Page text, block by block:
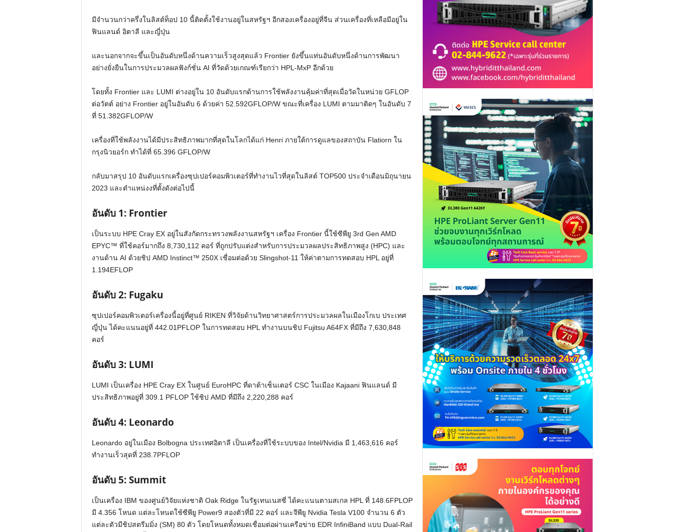
มีจำนวนกว่าครึ่งในลิสต์ท็อป 10 นี้ติดตั้งใช้งานอยู่ในสหรัฐฯ อีกสองเครื่องอยู่ที่จีน ส่วนเครื่องที่เหลือมีอยู่ใน
ฟินแลนด์ อิตาลี และญี่ปุ่น
และนอกจากจะขึ้นเป็นอันดับหนึ่งด้านความเร็วสูงสุดแล้ว Frontier ยังขึ้นแท่นอันดับหนึ่งด้านการพัฒนา
อย่างยั่งยืนในการประมวลผลฟังก์ชั่น AI ที่วัดด้วยเกณฑ์เรียกว่า HPL-MxP อีกด้วย
โดยทั้ง Frontier และ LUMI ต่างอยู่ใน 10 อันดับแรกด้านการใช้พลังงานคุ้มค่าที่สุดเมื่อวัดในหน่วย GFLOP
ต่อวัตต์ อย่าง Frontier อยู่ในอันดับ 6 ด้วยค่า 52.592GFLOP/W ขณะที่เครื่อง LUMI ตามมาติดๆ ในอันดับ 7
ที่ 51.382GFLOP/W
เครื่องที่ใช้พลังงานได้มีประสิทธิภาพมากที่สุดในโลกได้แก่ Henri ภายใต้การดูแลของสถาบัน Flatiorn ใน
กรุงนิวยอร์ก ทำได้ที่ 65.396 GFLOP/W
กลับมาสรุป 10 อันดับแรกเครื่องซุปเปอร์คอมพิวเตอร์ที่ทำงานไวที่สุดในลิสต์ TOP500 ประจำเดือนมิถุนายน
2023 และตำแหน่งงที่ตั้งดังต่อไปนี้
อันดับ 1: Frontier
เป็นระบบ HPE Cray EX อยู่ในสังกัดกระทรวงพลังงานสหรัฐฯ เครื่อง Frontier นี้ใช้ซีพียู 3rd Gen AMD
EPYC™ ที่ใช้คอร์มากถึง 8,730,112 คอร์ ที่ถูกปรับแต่งสำหรับการประมวลผลประสิทธิภาพสูง (HPC) และ
งานด้าน AI ด้วยชิป AMD Instinct™ 250X เชื่อมต่อด้วย Slingshot-11 ให้ค่าตามการทดสอบ HPL อยู่ที่
1.194EFLOP
อันดับ2: Fugaku
ซุปเปอร์คอมพิวเตอร์เครื่องนี้อยู่ที่ศูนย์ RIKEN ที่วิจัยด้านวิทยาศาสตร์การประมวลผลในเมืองโกเบ ประเทศ
ญี่ปุ่น ได้คะแนนอยู่ที่ 442.01PFLOP ในการทดสอบ HPL ทำงานบนชิป Fujitsu A64FX ที่มีถึง 7,630,848
คอร์
อันดับ3: LUMI
LUMI เป็นเครื่อง HPE Cray EX ในศูนย์ EuroHPC ที่ดาต้าเซ็นเตอร์ CSC ในเมือง Kajaani ฟินแลนด์ มี
ประสิทธิภาพอยู่ที่ 309.1 PFLOP ใช้ชิป AMD ที่มีถึง 2,220,288 คอร์
อันดับ4: Leonardo
Leonardo อยู่ในเมือง Bolbogna ประเทศอิตาลี เป็นเครื่องที่ใช้ระบบของ Intel/Nvidia มี 1,463,616 คอร์
ทำงานเร็วสุดที่ 238.7PFLOP
อันดับ 5: Summit
เป็นเครื่อง IBM ของศูนย์วิจัยแห่งชาติ Oak Ridge ในรัฐเทนเนสซี่ ได้คะแนนตามสเกล HPL ที่ 148.6FPLOP
มี 4.356 โหนด แต่ละโหนดใช้ซีพียู Power9 สองตัวที่มี 22 คอร์ และจีพียู Nvidia Tesla V100 จำนวน 6 ตัว
แต่ละตัวมีชิปสตรีมมิ่ง (SM) 80 ตัว โดยโหนดทั้งหมดเชื่อมต่อผ่านเครือข่าย EDR InfiniBand แบบ Dual-Rail